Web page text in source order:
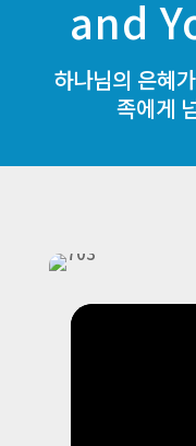
and
하나님의 은혜
족에게